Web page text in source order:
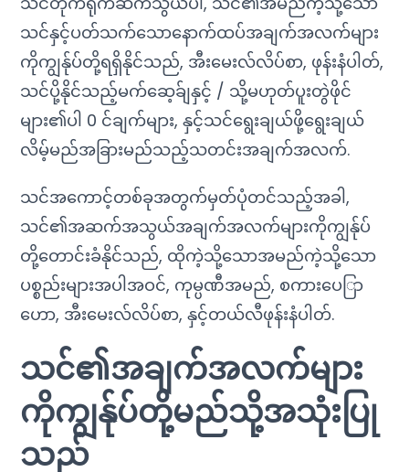
သင်နှင့်ပတ်သက်သောနောက်ထပ်အချက်အလက်များ
ကိုကျွန်ုပ်တို့ရရှိနိုင်သည်, အီးမေးလ်လိပ်စာ, ဖုန်းနံပါတ်,
သင်ပို့နိုင်သည့်မက်ဆေ့ခ်ျနှင့် / သို့မဟုတ်ပူးတွဲဖိုင်
များ၏ပါ 0 င်ချက်များ, နှင့်သင်ရွေးချယ်ဖို့ရွေးချယ်
လိမ့်မည်အခြားမည်သည့်သတင်းအချက်အလက်.
သင်အကောင့်တစ်ခုအတွက်မှတ်ပုံတင်သည့်အခါ,
သင်၏အဆက်အသွယ်အချက်အလက်များကိုကျွန်ုပ်
တို့တောင်းခံနိုင်သည်, ထိုကဲ့သို့သောအမည်ကဲ့သို့သော
ပစ္စည်းများအပါအဝင်, ကုမ္ပဏီအမည်, စကားပေြာ
ဟော, အီးမေးလ်လိပ်စာ, နှင့်တယ်လီဖုန်းနံပါတ်.
သင်၏အချက်အလက်များ
ကိုကျွန်ုပ်တို့မည်သို့အသုံးပြု
သည်